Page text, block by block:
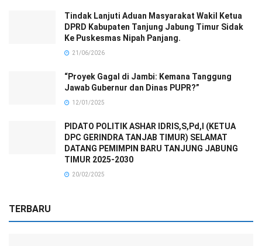
Tindak Lanjuti Aduan Masyarakat Wakil Ketua
DPRD Kabupaten Tanjung Jabung Timur Sidak
Ke Puskesmas Nipah Panjang.
21/06/2026
“Proyek Gagal di Jambi: Kemana Tanggung
Jawab Gubernur dan Dinas PUPR?”
12/01/2025
PIDATO POLITIK ASHAR IDRIS,S,Pd,I (KETUA
DPC GERINDRA TANJAB TIMUR) SELAMAT
DATANG PEMIMPIN BARU TANJUNG JABUNG
TIMUR 2025-2030
20/02/2025
TERBARU